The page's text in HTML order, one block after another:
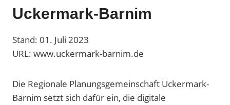
Uckermark-Barnim
Stand: 01. Juli 2023
URL: www.uckermark-barnim.de
Die Regionale Planungsgemeinschaft Uckermark-
Barnim setzt sich dafür ein, die digitale